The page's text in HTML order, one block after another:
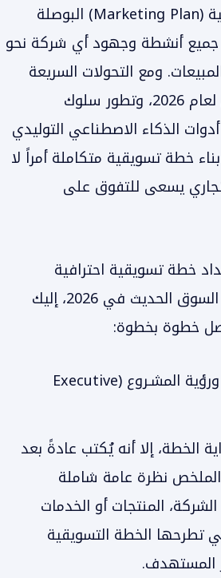
تُعتبر الخطة التسويقية (Marketing Plan) البوصلة
جميع أنشطة وجهود أي شركة نحو
ومع التحولات السريعة
في المشهد الرقمي لعام 2026، وتطور سلوك
الذكاء الاصطناعي التوليدي
خطة تسويقية متكاملة أمراً لا
يسعى للتفوق على
خطة تسويقية احترافية
تتناسب مع متطلبات السوق الحديث في 2026، إليك
خطوة بخطوة:
1. الملخص التنفيذي ورؤية المشـروع (Executive
الخطة، إلا أنه يُكتب عادةً بعد
الملخص نظرة عامة شاملة
المنتجات أو الخدمات
تطرحها الخطة التسويقية
المستهدف.